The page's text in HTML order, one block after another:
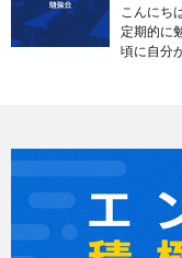
こんにち
定期的に
頃に自分